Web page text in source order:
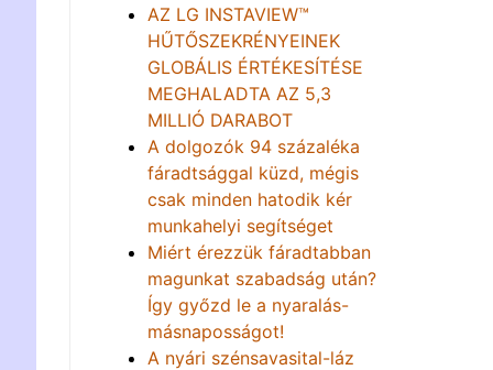
AZ LG INSTAVIEW™
HŰTŐSZEKRÉNYEINEK
GLOBÁLIS ÉRTÉKESÍTÉSE
MEGHALADTA AZ 5,3
MILLIÓ DARABOT
A dolgozók 94 százaléka
fáradtsággal küzd, mégis
csak minden hatodik kér
munkahelyi segítséget
Miért érezzük fáradtabban
magunkat szabadság után?
Így győzd le a nyaralás-
másnaposságot!
A nyári szénsavasital-láz